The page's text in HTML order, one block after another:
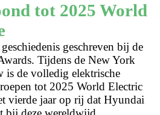
tot 2025 World
geschreven bij de
Tijdens de New York
is de volledig elektrische
tot 2025 World Electric
vierde jaar op rij dat Hyundai